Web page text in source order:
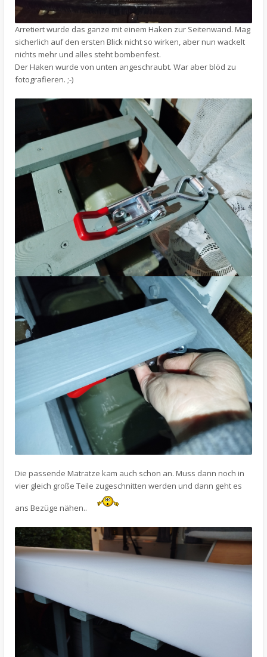
Arretiert wurde das ganze mit einem Haken zur Seitenwand. Mag
sicherlich auf den ersten Blick nicht so wirken, aber nun wackelt
nichts mehr und alles steht bombenfest.
Der Haken wurde von unten angeschraubt. War aber blöd zu
fotografieren. ;-)
Die passende Matratze kam auch schon an. Muss dann noch in
vier gleich große Teile zugeschnitten werden und dann geht es
ans Bezüge nähen..